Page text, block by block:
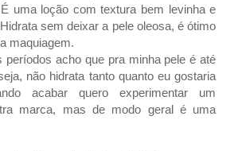
uma loção com textura bem levinha e
sem deixar a pele oleosa, é ótimo
maquiagem.
períodos acho que pra minha pele é até
não hidrata tanto quanto eu gostaria
acabar quero experimentar um
marca, mas de modo geral é uma